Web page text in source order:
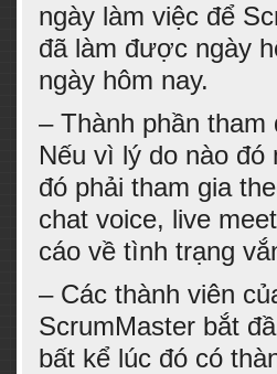
ngày làm việc để
đã làm được ngày
ngày hôm nay.
– Thành phần
Nếu vì lý do nào
đó phải tham gia
chat voice, live
cáo về tình trạng
– Các thành viên
ScrumMaster bắt
bất kể lúc đó có